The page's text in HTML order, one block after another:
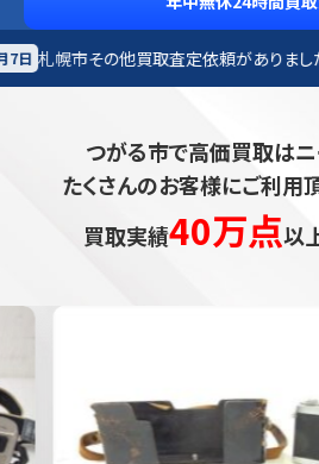
依頼がありました。 2026年8月7日 札
つがる市で高価買取はニ
たくさんのお客様にご利用
買取実績40万点以